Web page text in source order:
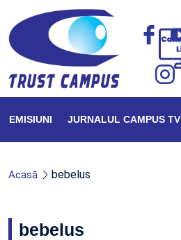
EMISIUNI JURNALUL CAMPUS TV
Acasă bebelus
bebelus